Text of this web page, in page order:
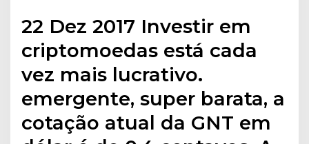
22 Dez 2017 Investir em
criptomoedas está cada
vez mais lucrativo.
emergente, super barata, a
cotação atual da GNT em